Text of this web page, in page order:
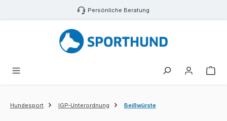
Zum Hauptinhalt springen Persönliche Beratung
Hundesport IGP-Unterordnung Beißwürste